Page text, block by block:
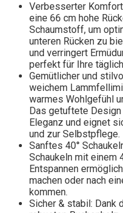
Verbesserter
eine 66 cm hohe
Schaumstoff, um
unteren Rücken zu
und verringert
perfekt für Ihre
Gemütlicher und
weichem
warmes Wohlgefühl
Das getuftete
Eleganz und eignet
und zur Selbstpflege.
Sanftes 40°
Schaukeln mit einem
Entspannen
machen oder nach
kommen.
Sicher & stabil: Dank